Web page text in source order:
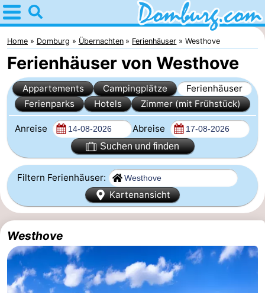
Home
Domburg
Tipps
Für
kindern
Webcam
Webcam
Webcam
Strand
Übernachten
Appartements
-
Park
Home Domburg Übernachten Ferienhäuser Westhove
Ferienhäuser von Westhove
Appartements Campingplätze
Ferienhäuser
Ferienparks
Hotels Zimmer (mit Frühstück)
Anreise Abreise
Suchen und finden
Filtern Ferienhäuser:
Kartenansicht
Westhove